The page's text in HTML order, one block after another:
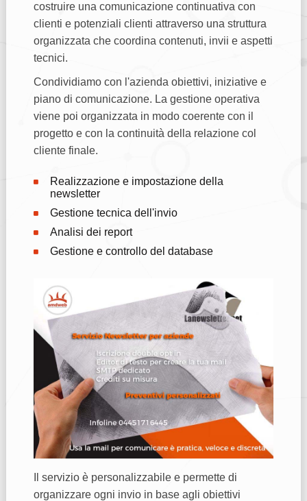
costruire una comunicazione continuativa con
clienti e potenziali clienti attraverso una struttura
organizzata che coordina contenuti, invii e aspetti
tecnici.
Condividiamo con l'azienda obiettivi, iniziative e
piano di comunicazione. La gestione operativa
viene poi organizzata in modo coerente con il
progetto e con la continuità della relazione col
cliente finale.
Realizzazione e impostazione della
newsletter
Gestione tecnica dell'invio
Analisi dei report
Gestione e controllo del database
Il servizio è personalizzabile e permette di
organizzare ogni invio in base agli obiettivi